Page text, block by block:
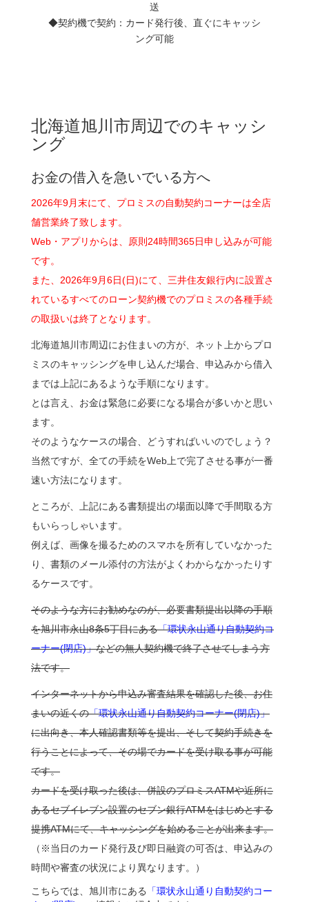
送
◆契約機で契約：カード発行後、直ぐにキャッシ
ング可能
北海道旭川市周辺でのキャッシ
ング
お金の借入を急いでいる方へ
2026年9月末にて、プロミスの自動契約コーナーは全店
舗営業終了致します。
Web・アプリからは、原則24時間365日申し込みが可能
です。
また、2026年9月6日(日)にて、三井住友銀行内に設置さ
れているすべてのローン契約機でのプロミスの各種手続
の取扱いは終了となります。
北海道旭川市周辺にお住まいの方が、ネット上からプロ
ミスのキャッシングを申し込んだ場合、申込みから借入
までは上記にあるような手順になります。
とは言え、お金は緊急に必要になる場合が多いかと思い
ます。
そのようなケースの場合、どうすればいいのでしょう？
当然ですが、全ての手続をWeb上で完了させる事が一番
速い方法になります。
ところが、上記にある書類提出の場面以降で手間取る方
もいらっしゃいます。
例えば、画像を撮るためのスマホを所有していなかった
り、書類のメール添付の方法がよくわからなかったりす
るケースです。
そのような方にお勧めなのが、必要書類提出以降の手順
を旭川市永山8条5丁目にある「環状永山通り自動契約コ
ーナー(閉店)」などの無人契約機で終了させてしまう方
法です。
インターネットから申込み審査結果を確認した後、お住
まいの近くの「環状永山通り自動契約コーナー(閉店)」
に出向き、本人確認書類等を提出、そして契約手続きを
行うことによって、その場でカードを受け取る事が可能
です。
カードを受け取った後は、併設のプロミスATMや近所に
あるセブイレブン設置のセブン銀行ATMをはじめとする
提携ATMにて、キャッシングを始めることが出来ます。
（※当日のカード発行及び即日融資の可否は、申込みの
時間や審査の状況により異なります。）
こちらでは、旭川市にある
「環状永山通り自動契約コー